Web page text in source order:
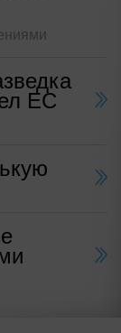
ЕС